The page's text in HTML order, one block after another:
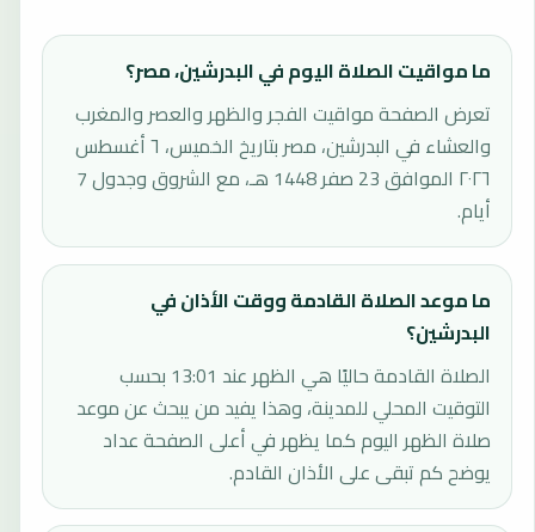
ما مواقيت الصلاة اليوم في البدرشين، مصر؟
تعرض الصفحة مواقيت الفجر والظهر والعصر والمغرب
والعشاء في البدرشين، مصر بتاريخ الخميس، ٦ أغسطس
٢٠٢٦ الموافق 23 صفر 1448 هـ، مع الشروق وجدول 7
أيام.
ما موعد الصلاة القادمة ووقت الأذان في
البدرشين؟
الصلاة القادمة حاليًا هي الظهر عند 13:01 بحسب
التوقيت المحلي للمدينة، وهذا يفيد من يبحث عن موعد
صلاة الظهر اليوم كما يظهر في أعلى الصفحة عداد
يوضح كم تبقى على الأذان القادم.